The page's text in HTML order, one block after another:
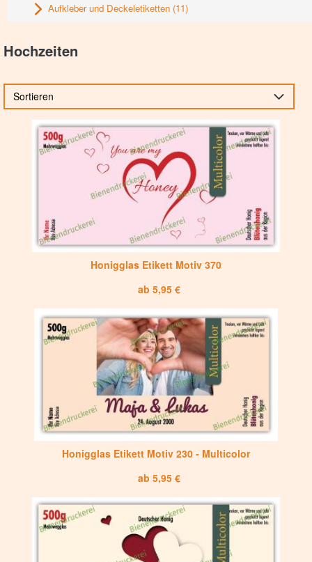
Aufkleber und Deckeletiketten (11)
Hochzeiten
Sortieren
Honigglas Etikett Motiv 370
ab 5,95 €
Honigglas Etikett Motiv 230 - Multicolor
ab 5,95 €